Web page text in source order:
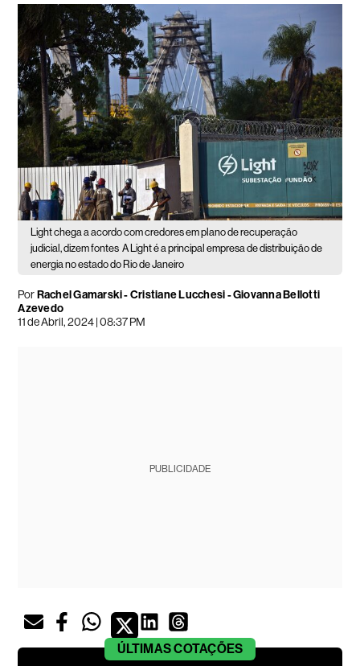
Light chega a acordo com credores em plano de recuperação
judicial, dizem fontes A Light é a principal empresa de distribuição de
energia no estado do Rio de Janeiro
PorRachel Gamarski - Cristiane Lucchesi - Giovanna Bellotti
Azevedo
11 de Abril, 2024 | 08:37 PM
PUBLICIDADE
ÚLTIMASCOTAÇÕES